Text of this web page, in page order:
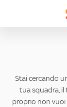
Stai cercando
tua squadra,
proprio non vuoi